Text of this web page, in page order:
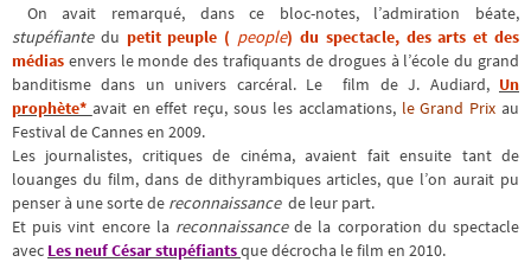
On avait remarqué, dans ce bloc-notes, l’admiration béate,
stupéfiantedu petit peuple ( people) du spectacle, des arts et des
médias envers le monde des trafiquants de drogues à l’école du grand
banditisme dans un univers carcéral. Le film de J. Audiard, Un
prophète* avait en effet reçu, sous les acclamations,le Grand Prixau
Festival de Cannes en 2009.
Les journalistes, critiques de cinéma, avaient fait ensuite tant de
louanges du film, dans de dithyrambiques articles, que l’on aurait pu
penser à une sorte de reconnaissance de leur part.
Et puis vint encore la reconnaissancede la corporation du spectacle
avec Les neuf César stupéfiantsque décrocha le film en 2010.